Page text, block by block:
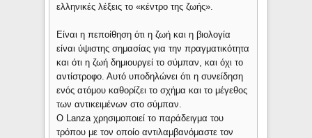
ελληνικές λέξεις το «κέντρο της ζωής».
Είναι η πεποίθηση ότι η ζωή και η βιολογία
είναι ύψιστης σημασίας για την πραγματικότητα
και ότι η ζωή δημιουργεί το σύμπαν, και όχι το
αντίστροφο. Αυτό υποδηλώνει ότι η συνείδηση ​​
ενός ατόμου καθορίζει το σχήμα και το μέγεθος
των αντικειμένων στο σύμπαν.
Ο Lanza χρησιμοποιεί το παράδειγμα του
τρόπου με τον οποίο αντιλαμβανόμαστε τον